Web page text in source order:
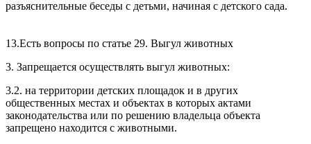
разъяснительные беседы с детьми, начиная с детского сада.
13.Есть вопросы по статье 29. Выгул животных
3. Запрещается осуществлять выгул животных:
3.2. на территории детских площадок и в других
общественных местах и объектах в которых актами
законодательства или по решению владельца объекта
запрещено находится с животными.